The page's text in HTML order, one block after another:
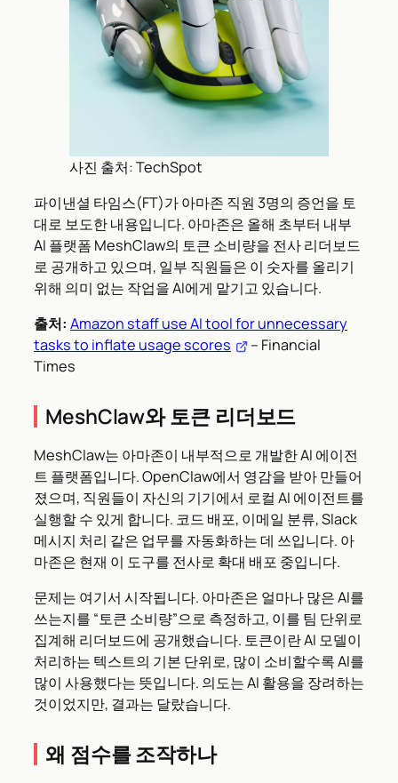
사진 출처: TechSpot
파이낸셜 타임스(FT)가 아마존 직원 3명의 증언을 토
대로 보도한 내용입니다. 아마존은 올해 초부터 내부
AI 플랫폼 MeshClaw의 토큰 소비량을 전사 리더보드
로 공개하고 있으며, 일부 직원들은 이 숫자를 올리기
위해 의미 없는 작업을 AI에게 맡기고 있습니다.
출처: Amazon staff use AI tool for unnecessary
tasks to inflate usage scores
– Financial
Times
MeshClaw와 토큰 리더보드
MeshClaw는 아마존이 내부적으로 개발한 AI 에이전
트 플랫폼입니다. OpenClaw에서 영감을 받아 만들어
졌으며, 직원들이 자신의 기기에서 로컬 AI 에이전트를
실행할 수 있게 합니다. 코드 배포, 이메일 분류, Slack
메시지 처리 같은 업무를 자동화하는 데 쓰입니다. 아
마존은 현재 이 도구를 전사로 확대 배포 중입니다.
문제는 여기서 시작됩니다. 아마존은 얼마나 많은 AI를
쓰는지를 “토큰 소비량”으로 측정하고, 이를 팀 단위로
집계해 리더보드에 공개했습니다. 토큰이란 AI 모델이
처리하는 텍스트의 기본 단위로, 많이 소비할수록 AI를
많이 사용했다는 뜻입니다. 의도는 AI 활용을 장려하는
것이었지만, 결과는 달랐습니다.
왜 점수를 조작하나